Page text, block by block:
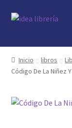
Ir
Ir
Inicio
contacto
libros
Inicio libros
Código De La Niñez